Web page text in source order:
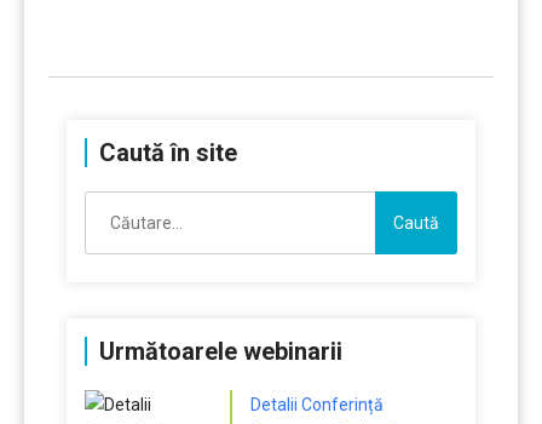
Caută în site
după:
Următoarele webinarii
Detalii Conferință